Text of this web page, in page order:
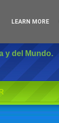
y del Mundo.
LEARN MORE